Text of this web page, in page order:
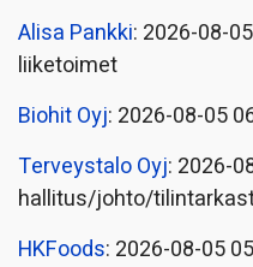
Alisa Pankki: 2026-08-
liiketoimet
Biohit Oyj: 2026-08-05
Terveystalo Oyj: 2026-
hallitus/johto/
HKFoods: 2026-08-05